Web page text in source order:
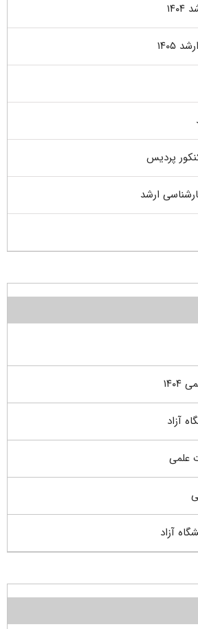
پردیس
ارشد
آزاد
علمی
آزاد